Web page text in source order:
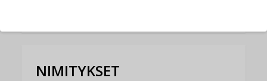
NIMITYKSET